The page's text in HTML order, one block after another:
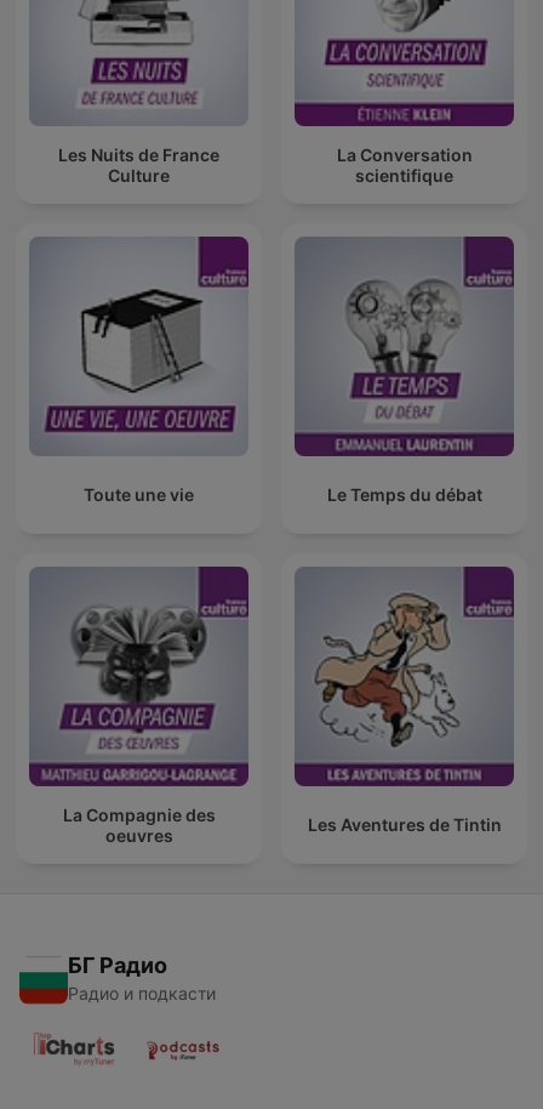
Les Nuits de France
Culture
La Conversation
scientifique
Toute une vie Le Temps du débat
La Compagnie des
oeuvres
Les Aventures de Tintin
БГ Радио
Радио и подкасти